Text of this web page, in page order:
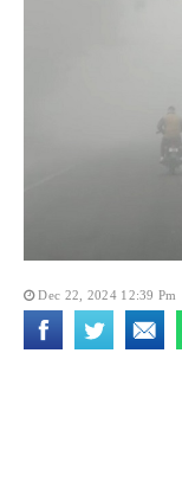
Dec 22, 2024 12:39 Pm